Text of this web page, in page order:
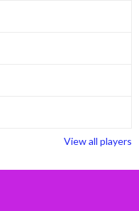
View all players